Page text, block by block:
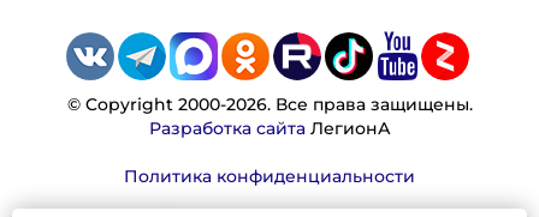
© Copyright 2000-2026. Все права защищены.
Разработка сайтаЛегионА
Политика конфиденциальности